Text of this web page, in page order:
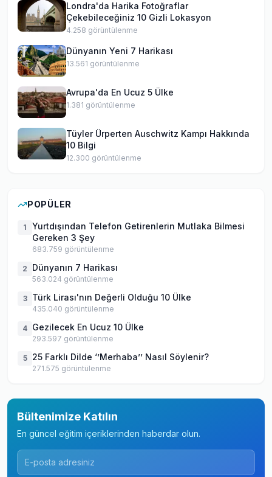
Londra'da Harika Fotoğraflar
Çekebileceğiniz 10 Gizli Lokasyon
4.258 görüntülenme
Dünyanın Yeni 7 Harikası
13.561 görüntülenme
Avrupa'da En Ucuz 5 Ülke
1.381 görüntülenme
Tüyler Ürperten Auschwitz Kampı Hakkında
10 Bilgi
12.300 görüntülenme
POPÜLER
1
Yurtdışından Telefon Getirenlerin Mutlaka Bilmesi
Gereken 3 Şey
683.759 görüntülenme
2 Dünyanın 7 Harikası
563.024 görüntülenme
3 Türk Lirası'nın Değerli Olduğu 10 Ülke
435.040 görüntülenme
4 Gezilecek En Ucuz 10 Ülke
293.597 görüntülenme
5 25 Farklı Dilde ‘’Merhaba’’ Nasıl Söylenir?
271.575 görüntülenme
Bültenimize Katılın
En güncel eğitim içeriklerinden haberdar olun.